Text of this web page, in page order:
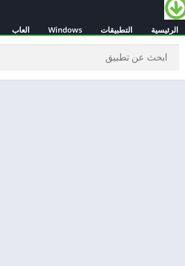
الرئيسية التطبيقات Windows العاب